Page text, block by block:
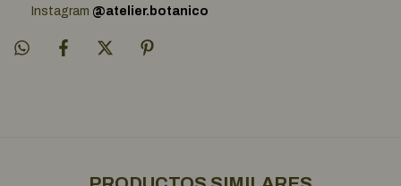
Instagram @atelier.botanico